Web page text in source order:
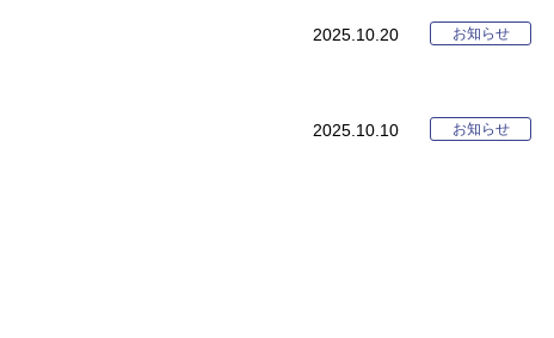
2025.10.20 お知らせ
2025.10.10 お知らせ